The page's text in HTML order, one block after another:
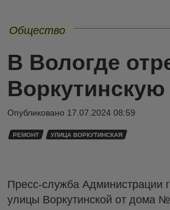
Общество
В Вологде
Воркутинскую
Опубликовано 17.07.2024 08:59
РЕМОНТ УЛИЦА ВОРКУТИНСКАЯ
Пресс-служба Администрации
улицы Воркутинской от дома